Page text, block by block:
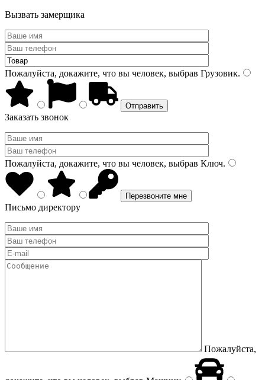
Вызвать замерщика
Пожалуйста, докажите, что вы человек, выбрав Грузовик.
Заказать звонок
Пожалуйста, докажите, что вы человек, выбрав Ключ.
Письмо директору
Пожалуйста,